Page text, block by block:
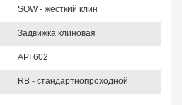
SOW - жесткий клин
Задвижка клиновая
API 602
RB - стандартнопроходной